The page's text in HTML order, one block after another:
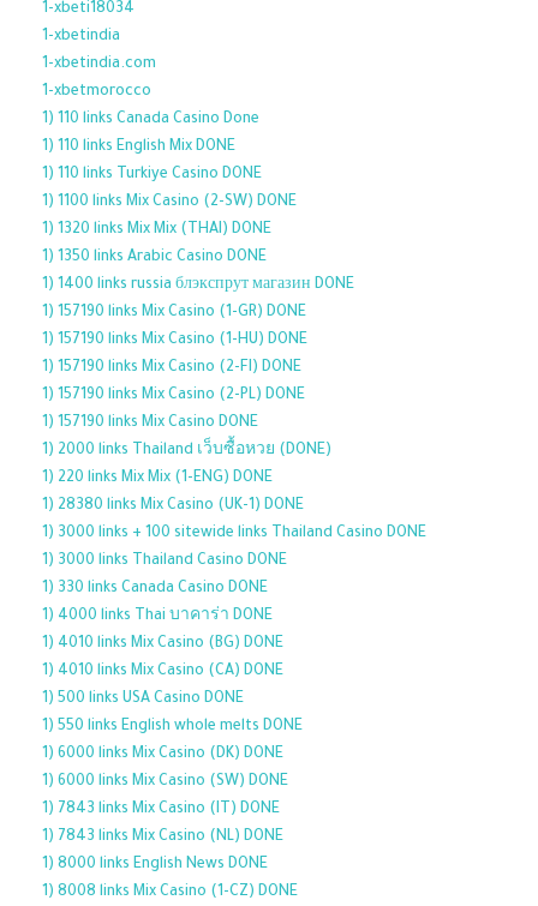
1-xbeti18034
1-xbetindia
1-xbetindia.com
1-xbetmorocco
1) 110 links Canada Casino Done
1) 110 links English Mix DONE
1) 110 links Turkiye Casino DONE
1) 1100 links Mix Casino (2-SW) DONE
1) 1320 links Mix Mix (THAI) DONE
1) 1350 links Arabic Casino DONE
1) 1400 links russia блэкспрут магазин DONE
1) 157190 links Mix Casino (1-GR) DONE
1) 157190 links Mix Casino (1-HU) DONE
1) 157190 links Mix Casino (2-FI) DONE
1) 157190 links Mix Casino (2-PL) DONE
1) 157190 links Mix Casino DONE
1) 2000 links Thailand เว็บซื้อหวย (DONE)
1) 220 links Mix Mix (1-ENG) DONE
1) 28380 links Mix Casino (UK-1) DONE
1) 3000 links + 100 sitewide links Thailand Casino DONE
1) 3000 links Thailand Casino DONE
1) 330 links Canada Casino DONE
1) 4000 links Thai บาคาร่า DONE
1) 4010 links Mix Casino (BG) DONE
1) 4010 links Mix Casino (CA) DONE
1) 500 links USA Casino DONE
1) 550 links English whole melts DONE
1) 6000 links Mix Casino (DK) DONE
1) 6000 links Mix Casino (SW) DONE
1) 7843 links Mix Casino (IT) DONE
1) 7843 links Mix Casino (NL) DONE
1) 8000 links English News DONE
1) 8008 links Mix Casino (1-CZ) DONE